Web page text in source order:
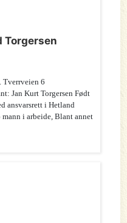
Torgersen
Tverrveien 6
Jan Kurt Torgersen Født
ansvarsrett i Hetland
i arbeide, Blant annet